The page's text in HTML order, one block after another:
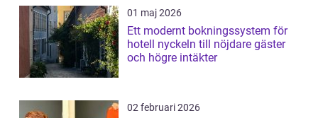
01 maj 2026
Ett modernt bokningssystem för
hotell nyckeln till nöjdare gäster
och högre intäkter
02 februari 2026